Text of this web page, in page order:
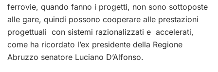
ferrovie, quando fanno i progetti, non sono sottoposte
alle gare, quindi possono cooperare alle prestazioni
progettuali con sistemi razionalizzati e accelerati,
come ha ricordato l’ex presidente della Regione
Abruzzo senatore Luciano D’Alfonso.